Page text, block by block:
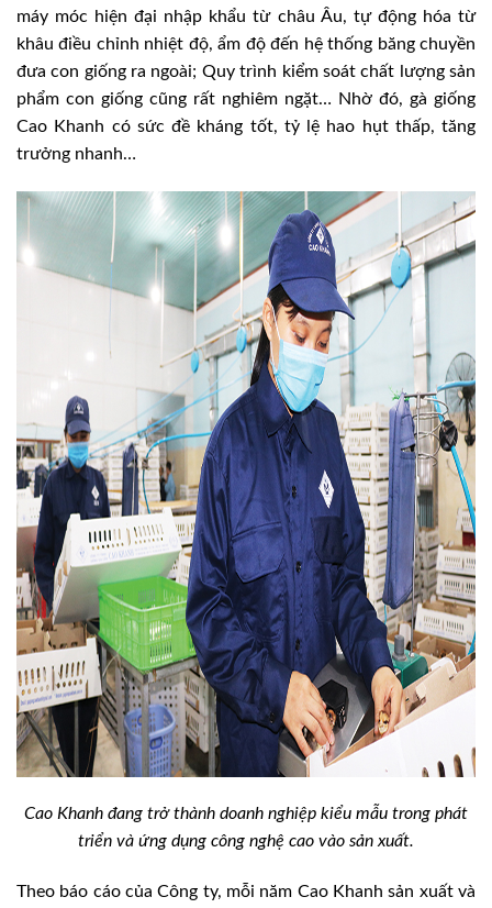
máy móc hiện đại nhập khẩu từ châu Âu, tự động hóa từ
khâu điều chỉnh nhiệt độ, ẩm độ đến hệ thống băng chuyền
đưa con giống ra ngoài; Quy trình kiểm soát chất lượng sản
phẩm con giống cũng rất nghiêm ngặt… Nhờ đó, gà giống
Cao Khanh có sức đề kháng tốt, tỷ lệ hao hụt thấp, tăng
trưởng nhanh…
Cao Khanh đang trở thành doanh nghiệp kiểu mẫu trong phát
triển và ứng dụng công nghệ cao vào sản xuất.
Theo báo cáo của Công ty, mỗi năm Cao Khanh sản xuất và